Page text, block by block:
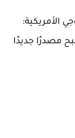
الأمريكية:
مصدرًا جديدًا